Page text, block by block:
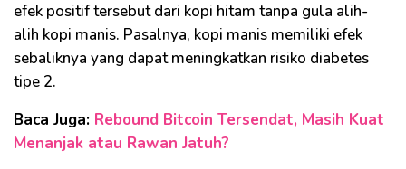
efek positif tersebut dari kopi hitam tanpa gula alih-
alih kopi manis. Pasalnya, kopi manis memiliki efek
sebaliknya yang dapat meningkatkan risiko diabetes
tipe 2.
Baca Juga: Rebound Bitcoin Tersendat, Masih Kuat
Menanjak atau Rawan Jatuh?